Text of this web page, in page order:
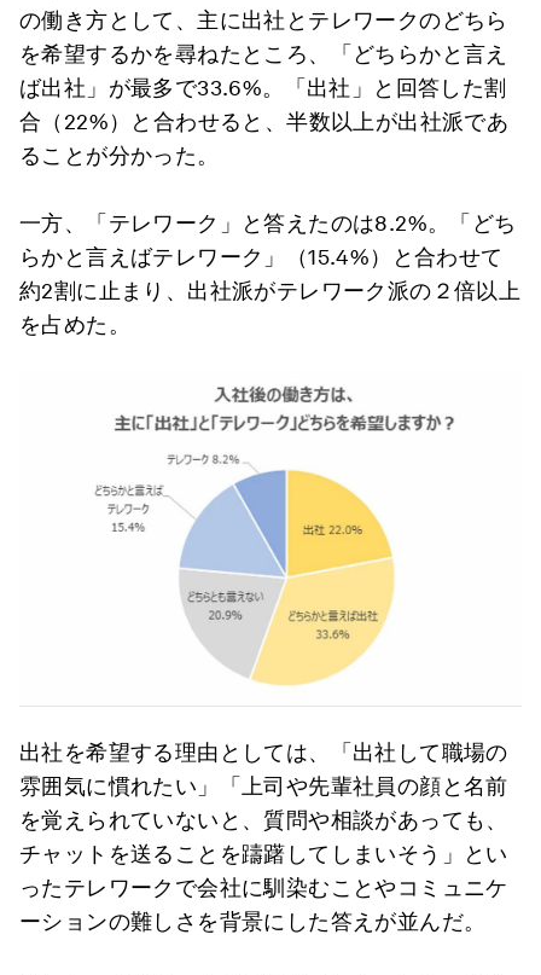
の働き方として、主に出社とテレワークのどちら
を希望するかを尋ねたところ、「どちらかと言え
ば出社」が最多で33.6%。「出社」と回答した割
合（22%）と合わせると、半数以上が出社派であ
ることが分かった。
一方、「テレワーク」と答えたのは8.2%。「どち
らかと言えばテレワーク」（15.4%）と合わせて
約2割に止まり、出社派がテレワーク派の２倍以上
を占めた。
出社を希望する理由としては、「出社して職場の
雰囲気に慣れたい」「上司や先輩社員の顔と名前
を覚えられていないと、質問や相談があっても、
チャットを送ることを躊躇してしまいそう」とい
ったテレワークで会社に馴染むことやコミュニケ
ーションの難しさを背景にした答えが並んだ。